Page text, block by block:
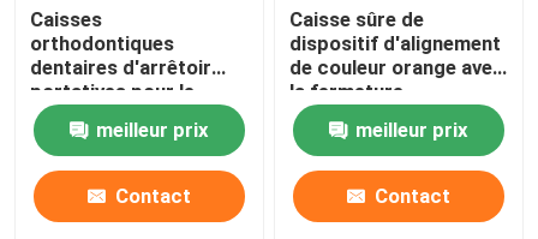
Caisses
orthodontiques
dentaires d'arrêtoir
portatives pour le
stockage d'accolades
meilleur prix
Contact
Caisse sûre de
dispositif d'alignement
de couleur orange avec
la fermeture
magnétique de miroir
meilleur prix
Contact